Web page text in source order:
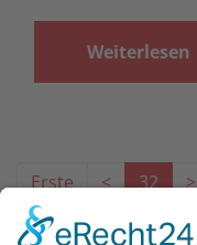
Weiterlesen
Erste < 32 >